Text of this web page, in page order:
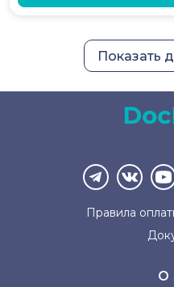
Показать
Правила
О